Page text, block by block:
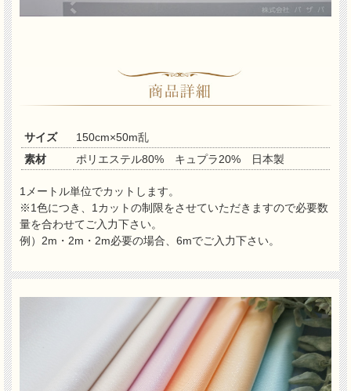
サイズ
150cm×50m乱
素材
ポリエステル80% キュプラ20% 日本製
1メートル単位でカットします。
※1色につき、1カットの制限をさせていただきますので必要数
量を合わせてご入力下さい。
例）2m・2m・2m必要の場合、6mでご入力下さい。